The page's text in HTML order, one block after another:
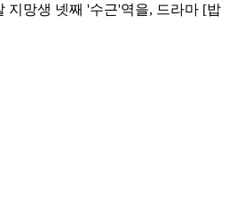
지망생 넷째 '수근'역을, 드라마 [밥